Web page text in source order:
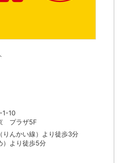
1-10
プラザ5F
りんかい線）より徒歩3分
）より徒歩5分